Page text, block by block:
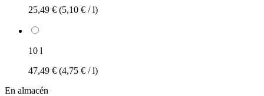
25,49 € (5,10 € / l)
10 l
47,49 € (4,75 € / l)
En almacén